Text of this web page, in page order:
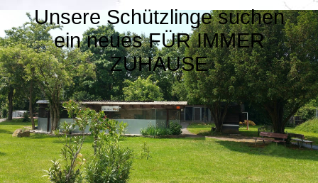
Unsere Schützlinge suchen
ein neues FÜR IMMER
ZUHAUSE